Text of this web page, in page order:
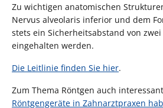
Zu wichtigen anatomischen
Nervus alveolaris inferior und dem
stets ein Sicherheitsabstand von
eingehalten werden.
Die Leitlinie finden Sie hier.
Zum Thema Röntgen auch
Röntgengeräte in Zahnarztpraxen